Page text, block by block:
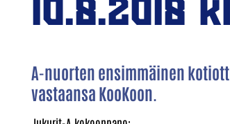
A-nuorten ensimmäinen
vastaansa KooKoon.